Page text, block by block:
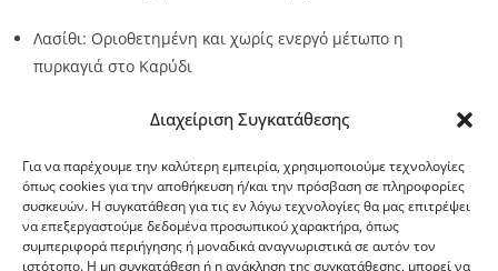
Διαχείριση Συγκατάθεσης
Για να παρέχουμε την καλύτερη εμπειρία, χρησιμοποιούμε τεχνολογίες
όπως cookies για την αποθήκευση ή/και την πρόσβαση σε πληροφορίες
συσκευών. Η συγκατάθεση για τις εν λόγω τεχνολογίες θα μας επιτρέψει
να επεξεργαστούμε δεδομένα προσωπικού χαρακτήρα, όπως
συμπεριφορά περιήγησης ή μοναδικά αναγνωριστικά σε αυτόν τον
ιστότοπο. Η μη συγκατάθεση ή η ανάκληση της συγκατάθεσης, μπορεί να
Λασίθι: Οριοθετημένη και χωρίς ενεργό μέτωπο η
πυρκαγιά στο Καρύδι
G-point.gr